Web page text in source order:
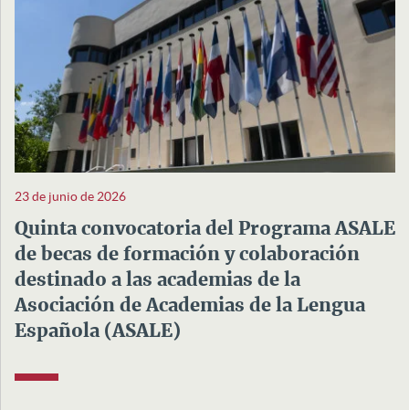
23 de junio de 2026
Quinta convocatoria del Programa ASALE
de becas de formación y colaboración
destinado a las academias de la
Asociación de Academias de la Lengua
Española (ASALE)